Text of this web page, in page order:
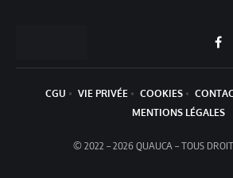
© 2022 – 2026 QUAUCA – TOUS
CGU VIE PRIVÉE COOKIES
MENTIONS LÉGALES